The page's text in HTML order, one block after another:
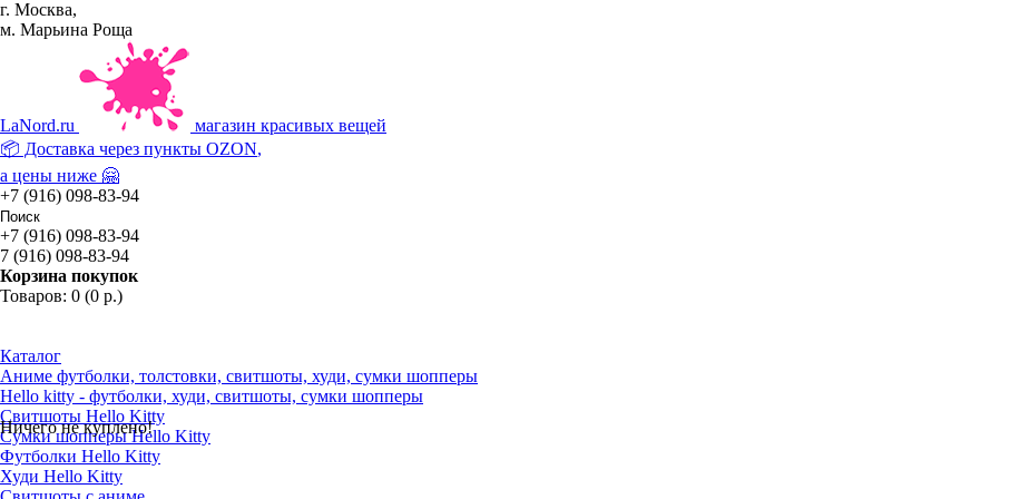
г. Москва,
м. Марьина Роща
LaNord.ru
магазин красивых вещей
📦 Доставка через пункты OZON,
а цены ниже 🤗
+7 (916) 098-83-94
+7 (916) 098-83-94
7 (916) 098-83-94
Корзина покупок
Товаров: 0 (0 р.)
Ничего не куплено!
Каталог
Аниме футболки, толстовки, свитшоты, худи, сумки шопперы
Hello kitty - футболки, худи, свитшоты, сумки шопперы
Свитшоты Hello Kitty
Сумки шопперы Hello Kitty
Футболки Hello Kitty
Худи Hello Kitty